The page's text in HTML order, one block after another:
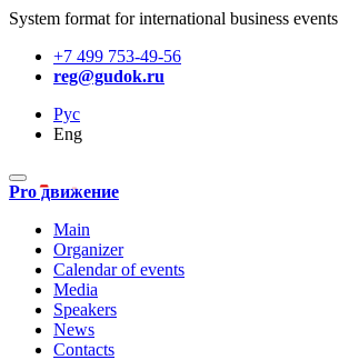
System format for international business events
+7 499 753-49-56
reg@gudok.ru
Рус
Eng
Pro движение
Main
Organizer
Calendar of events
Media
Speakers
News
Contacts